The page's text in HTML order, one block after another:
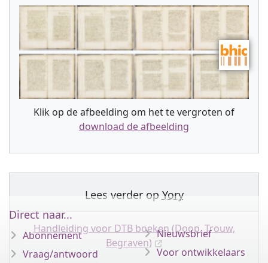
Klik op de afbeelding om het te vergroten of
download de afbeelding
Lees verder op Yory
Handleiding voor DTB boeken (Doop, Trouw,
Begraven)
Direct naar...
Abonnement
Vraag/antwoord
Nieuwsbrief
Voor ontwikkelaars